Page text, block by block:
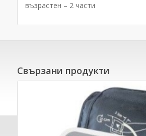
възрастен – 2 части
Свързани продукти